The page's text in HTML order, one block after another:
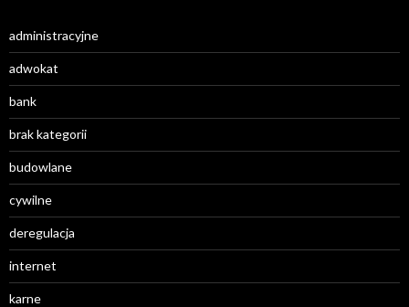
administracyjne
adwokat
bank
brak kategorii
budowlane
cywilne
deregulacja
internet
karne